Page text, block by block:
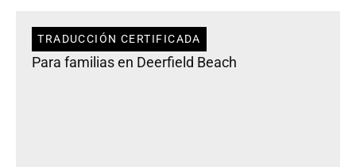
TRADUCCIÓN CERTIFICADA
Para familias en Deerfield Beach